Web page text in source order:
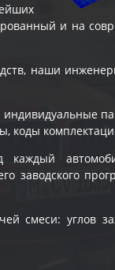
и на
наши
индивидуальные
коды
каждый
заводского
смеси: углов